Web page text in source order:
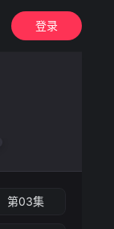
登录
第03集